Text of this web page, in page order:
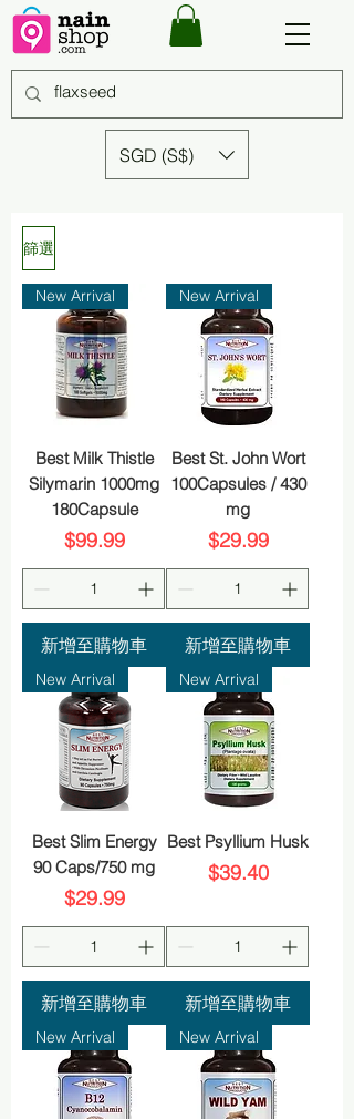
SGD (S$)
篩選
New Arrival
Best Milk Thistle
Silymarin 1000mg
180Capsule
價格
$99.99
新增至購物車
New Arrival
Best St. John Wort
100Capsules / 430
mg
價格
$29.99
新增至購物車
New Arrival
Best Slim Energy
90 Caps/750 mg
價格
$29.99
新增至購物車
New Arrival
Best Psyllium Husk
價格
$39.40
新增至購物車
New Arrival New Arrival